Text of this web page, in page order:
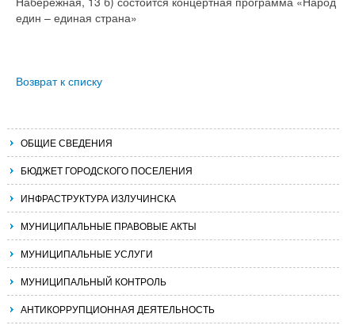
един – единая страна»
Возврат к списку
ОБЩИЕ СВЕДЕНИЯ
БЮДЖЕТ ГОРОДСКОГО ПОСЕЛЕНИЯ
ИНФРАСТРУКТУРА ИЗЛУЧИНСКА
МУНИЦИПАЛЬНЫЕ ПРАВОВЫЕ АКТЫ
МУНИЦИПАЛЬНЫЕ УСЛУГИ
МУНИЦИПАЛЬНЫЙ КОНТРОЛЬ
АНТИКОРРУПЦИОННАЯ ДЕЯТЕЛЬНОСТЬ